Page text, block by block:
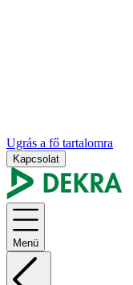
Ugrás a fő tartalomra
Kapcsolat
Menü